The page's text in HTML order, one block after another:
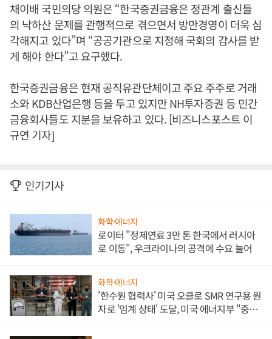
채이배 국민의당 의원은 “한국증권금융은 정관계 출신들
의 낙하산 문제를 관행적으로 겪으면서 방만경영이 더욱 심
각해지고 있다”며 “공공기관으로 지정해 국회의 감사를 받
게 해야 한다”고 요구했다.
한국증권금융은 현재 공직유관단체이고 주요 주주로 거래
소와 KDB산업은행 등을 두고 있지만 NH투자증권 등 민간
금융회사들도 지분을 보유하고 있다. [비즈니스포스트 이
규연 기자]
인기기사
화학·에너지
로이터 "정제연료 3만 톤 한국에서 러시아
로 이동", 우크라이나의 공격에 수요 늘어
화학·에너지
'한수원 협력사' 미국 오클로 SMR 연구용 원
자로 '임계 상태' 도달, 미국 에너지부 "중요